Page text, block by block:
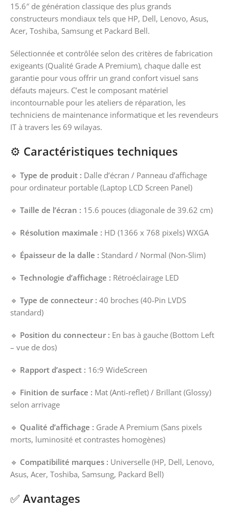
15.6″ de génération classique des plus grands
constructeurs mondiaux tels que HP, Dell, Lenovo, Asus,
Acer, Toshiba, Samsung et Packard Bell.
Sélectionnée et contrôlée selon des critères de fabrication
exigeants (Qualité Grade A Premium), chaque dalle est
garantie pour vous offrir un grand confort visuel sans
défauts majeurs. C’est le composant matériel
incontournable pour les ateliers de réparation, les
techniciens de maintenance informatique et les revendeurs
IT à travers les 69 wilayas.
⚙️ Caractéristiques techniques
🔹 Type de produit : Dalle d’écran / Panneau d’affichage
pour ordinateur portable (Laptop LCD Screen Panel)
🔹 Taille de l’écran : 15.6 pouces (diagonale de 39.62 cm)
🔹 Résolution maximale : HD (1366 x 768 pixels) WXGA
🔹 Épaisseur de la dalle : Standard / Normal (Non-Slim)
🔹 Technologie d’affichage : Rétroéclairage LED
🔹 Type de connecteur : 40 broches (40-Pin LVDS
standard)
🔹 Position du connecteur : En bas à gauche (Bottom Left
– vue de dos)
🔹 Rapport d’aspect : 16:9 WideScreen
🔹 Finition de surface : Mat (Anti-reflet) / Brillant (Glossy)
selon arrivage
🔹 Qualité d’affichage : Grade A Premium (Sans pixels
morts, luminosité et contrastes homogènes)
🔹 Compatibilité marques : Universelle (HP, Dell, Lenovo,
Asus, Acer, Toshiba, Samsung, Packard Bell)
✅ Avantages